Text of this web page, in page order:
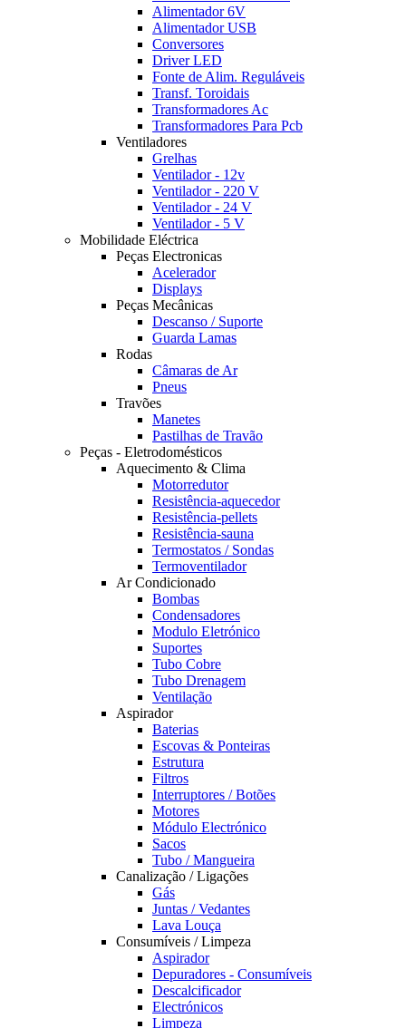
Alimentador 6V
Alimentador USB
Conversores
Driver LED
Fonte de Alim. Reguláveis
Transf. Toroidais
Transformadores Ac
Transformadores Para Pcb
Ventiladores
Grelhas
Ventilador - 12v
Ventilador - 220 V
Ventilador - 24 V
Ventilador - 5 V
Mobilidade Eléctrica
Peças Electronicas
Acelerador
Displays
Peças Mecânicas
Descanso / Suporte
Guarda Lamas
Rodas
Câmaras de Ar
Pneus
Travões
Manetes
Pastilhas de Travão
Peças - Eletrodomésticos
Aquecimento & Clima
Motorredutor
Resistência-aquecedor
Resistência-pellets
Resistência-sauna
Termostatos / Sondas
Termoventilador
Ar Condicionado
Bombas
Condensadores
Modulo Eletrónico
Suportes
Tubo Cobre
Tubo Drenagem
Ventilação
Aspirador
Baterias
Escovas & Ponteiras
Estrutura
Filtros
Interruptores / Botões
Motores
Módulo Electrónico
Sacos
Tubo / Mangueira
Canalização / Ligações
Gás
Juntas / Vedantes
Lava Louça
Consumíveis / Limpeza
Aspirador
Depuradores - Consumíveis
Descalcificador
Electrónicos
Limpeza